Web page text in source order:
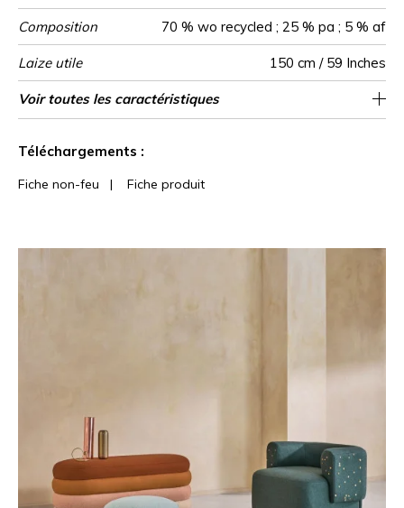
Composition 70 % wo recycled ; 25 % pa ; 5 % af
Laize utile 150 cm / 59 Inches
Raccord Raccord libre
Test
Martindale
20000
Usage
martindale
Siège à usage classique : 20.000 à 40.000
cycles (Martindale) et/ou 15,000 à 30,000
Sens De large
Poids g/m² 394
Performance
Accoustique
aw - 0.75
Usage
Non feu
Entretien
Pays d'origine Italie
Voir toutes les caractéristiques
Téléchargements :
Fiche non-feu | Fiche produit